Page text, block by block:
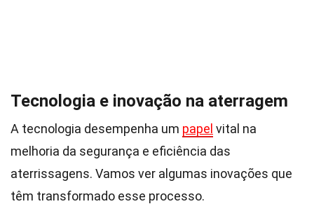
Tecnologia e inovação na aterragem
A tecnologia desempenha um papel vital na
melhoria da segurança e eficiência das
aterrissagens. Vamos ver algumas inovações que
têm transformado esse processo.